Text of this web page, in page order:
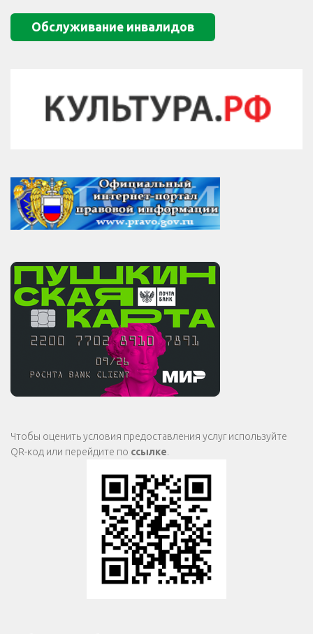
Обслуживание инвалидов
Чтобы оценить условия предоставления услуг используйте
QR-код или перейдите по ссылке.